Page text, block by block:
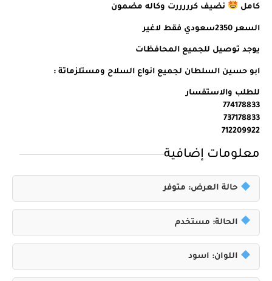
كامل
نضيف كرررررت وكاله مضمون
السعر 2350سعودي فقط لاغير
يوجد توصيل للجميع المحافظات
ابو حسين السلطان لجميع انواع السلاح ومستلزماتة :
للطلب والاستفسار
774178833
737178833
712209922
معلومات إضافية
حالة العرض: متوفر
الحالة: مستخدم
اللوان: اسود